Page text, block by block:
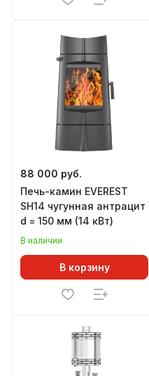
88 000 руб.
Печь-камин EVEREST
SH14 чугунная антрацит
d = 150 мм (14 кВт)
В наличии
В корзину